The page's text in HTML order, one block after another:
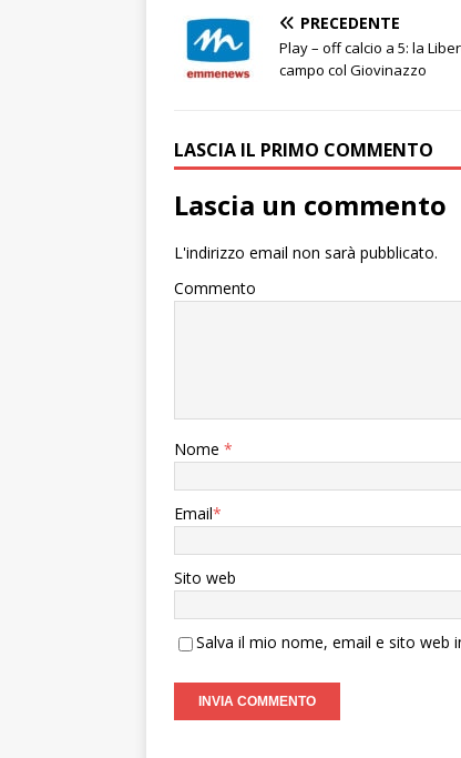
PRECEDENTE
Play – off calcio a 5: la
campo col Giovinazzo
LASCIA IL PRIMO COMMENTO
Lascia un commento
L'indirizzo email non sarà pubblicato.
Commento
Nome *
Email*
Sito web
Salva il mio nome, email e sito web